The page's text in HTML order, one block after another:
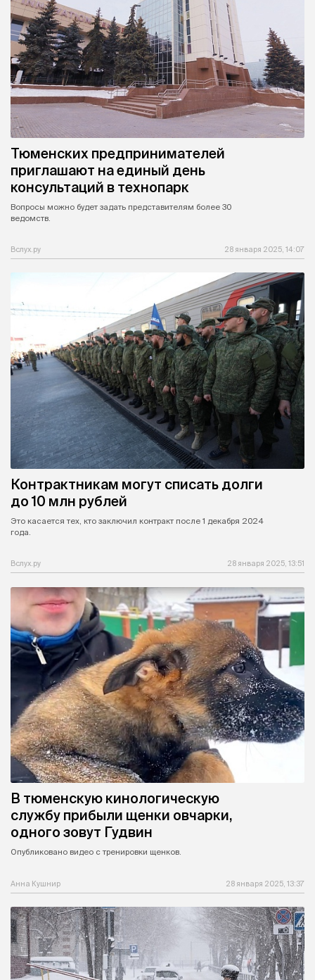
Тюменских предпринимателей
приглашают на единый день
консультаций в технопарк
Вопросы можно будет задать представителям более 30
ведомств.
Вслух.ру 28 января 2025, 14:07
Контрактникам могут списать долги
до 10 млн рублей
Это касается тех, кто заключил контракт после 1 декабря 2024
года.
Вслух.ру 28 января 2025, 13:51
В тюменскую кинологическую
службу прибыли щенки овчарки,
одного зовут Гудвин
Опубликовано видео с тренировки щенков.
Анна Кушнир 28 января 2025, 13:37